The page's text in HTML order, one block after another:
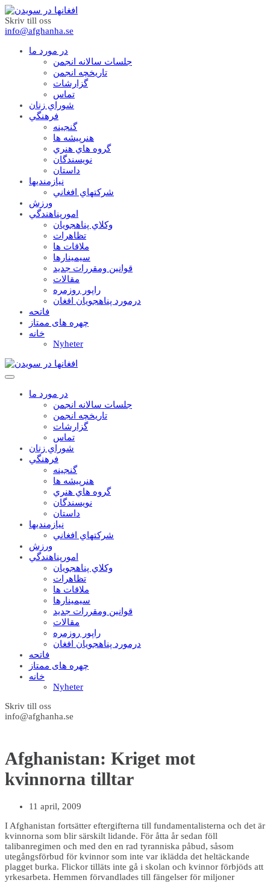
Skriv till oss
info@afghanha.se
در مورد ما
جلسات سالانه انجمن
تاریخچه انجمن
گزارشات
تماس
شوراي زنان
فرهنگي
گنجينه
هنرپيشه ها
گروه هاي هنري
نويسندگان
داستان
نيازمنديها
شرکتهاي افغاني
ورزش
امورپناهندگي
وکلاي پناهجويان
تظاهرات
ملاقات ها
سيمينارها
قوانين ومقررات جديد
مقالات
راپور روزمره
درمورد پناهجويان افغان
فاتحه
چهره های ممتاز
خانه
Nyheter
در مورد ما
جلسات سالانه انجمن
تاریخچه انجمن
گزارشات
تماس
شوراي زنان
فرهنگي
گنجينه
هنرپيشه ها
گروه هاي هنري
نويسندگان
داستان
نيازمنديها
شرکتهاي افغاني
ورزش
امورپناهندگي
وکلاي پناهجويان
تظاهرات
ملاقات ها
سيمينارها
قوانين ومقررات جديد
مقالات
راپور روزمره
درمورد پناهجويان افغان
فاتحه
چهره های ممتاز
خانه
Nyheter
Skriv till oss
info@afghanha.se
Afghanistan: Kriget mot
kvinnorna tilltar
11 april, 2009
I Afghanistan fortsätter eftergifterna till fundamentalisterna och det är
kvinnorna som blir särskilt lidande. För åtta år sedan föll
talibanregimen och med den en rad tyranniska påbud, såsom
utegångsförbud för kvinnor som inte var iklädda det heltäckande
plagget burka. Flickor tilläts inte gå i skolan och kvinnor förbjöds att
yrkesarbeta. Hemmen förvandlades till fängelser för miljoner